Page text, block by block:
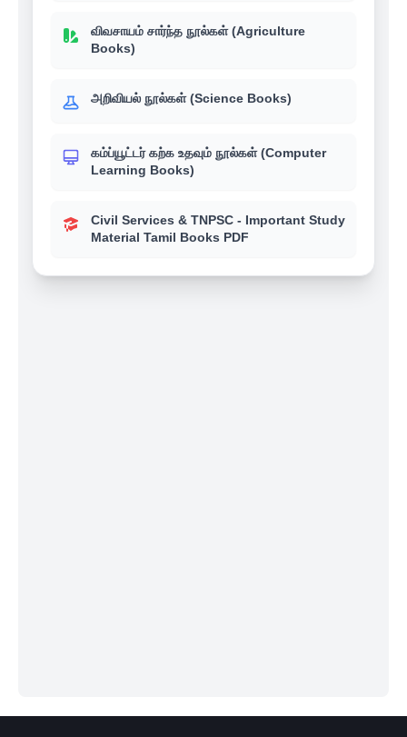
விவசாயம் சார்ந்த நூல்கள் (Agriculture
Books)
அறிவியல் நூல்கள் (Science Books)
கம்ப்யூட்டர் கற்க உதவும் நூல்கள் (Computer
Learning Books)
Civil Services & TNPSC - Important Study
Material Tamil Books PDF